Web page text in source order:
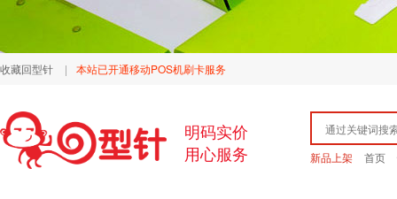
收藏回型针 | 本站已开通移动POS机刷卡服务
明码实价
用心服务
新品上架 首页